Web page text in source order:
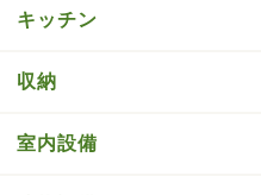
キッチン
収納
室内設備